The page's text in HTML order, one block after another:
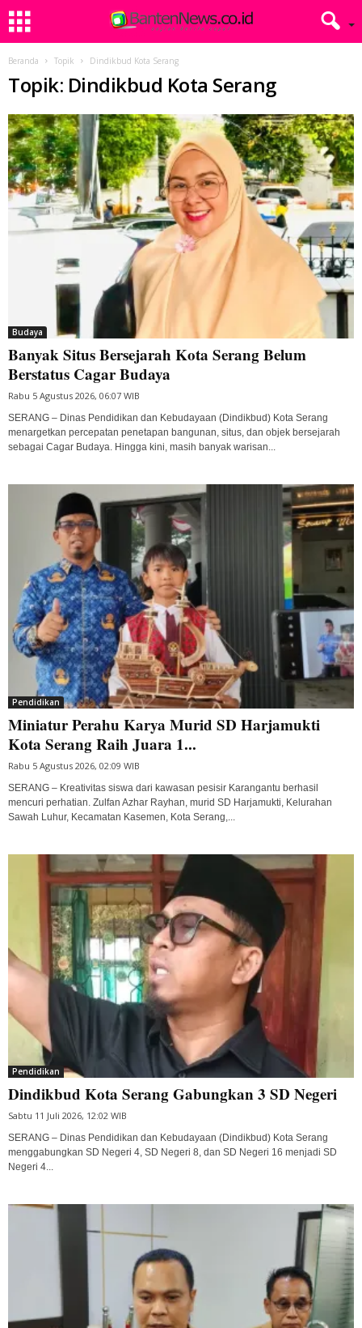
Beranda Topik Dindikbud Kota Serang
Topik: Dindikbud Kota Serang
Budaya
Banyak Situs Bersejarah Kota Serang Belum
Berstatus Cagar Budaya
Rabu 5 Agustus 2026, 06:07 WIB
SERANG – Dinas Pendidikan dan Kebudayaan (Dindikbud) Kota Serang
menargetkan percepatan penetapan bangunan, situs, dan objek bersejarah
sebagai Cagar Budaya. Hingga kini, masih banyak warisan...
Pendidikan
Miniatur Perahu Karya Murid SD Harjamukti
Kota Serang Raih Juara 1...
Rabu 5 Agustus 2026, 02:09 WIB
SERANG – Kreativitas siswa dari kawasan pesisir Karangantu berhasil
mencuri perhatian. Zulfan Azhar Rayhan, murid SD Harjamukti, Kelurahan
Sawah Luhur, Kecamatan Kasemen, Kota Serang,...
Pendidikan
Dindikbud Kota Serang Gabungkan 3 SD Negeri
Sabtu 11 Juli 2026, 12:02 WIB
SERANG – Dinas Pendidikan dan Kebudayaan (Dindikbud) Kota Serang
menggabungkan SD Negeri 4, SD Negeri 8, dan SD Negeri 16 menjadi SD
Negeri 4...